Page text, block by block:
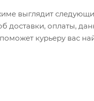
выглядит
доставки, оплаты,
курьеру вас